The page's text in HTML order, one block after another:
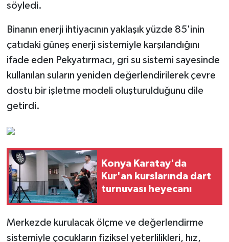
söyledi.
Binanın enerji ihtiyacının yaklaşık yüzde 85'inin
çatıdaki güneş enerji sistemiyle karşılandığını
ifade eden Pekyatırmacı, gri su sistemi sayesinde
kullanılan suların yeniden değerlendirilerek çevre
dostu bir işletme modeli oluşturulduğunu dile
getirdi.
Konya Karatay'da
Kur'an kurslarında dart
turnuvası heyecanı
Merkezde kurulacak ölçme ve değerlendirme
sistemiyle çocukların fiziksel yeterlilikleri, hız,